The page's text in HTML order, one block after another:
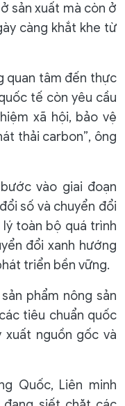
sản xuất mà còn ở
càng khắt khe từ
quan tâm đến thực
tế còn yêu cầu
xã hội, bảo vệ
thải carbon”, ông
vào giai đoạn
số và chuyển đổi
lý toàn bộ quá trình
đổi xanh hướng
triển bền vững.
phẩm nông sản
tiêu chuẩn quốc
nguồn gốc và
Quốc, Liên minh